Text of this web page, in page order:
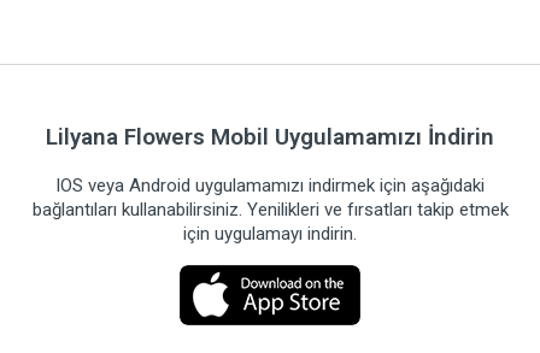
Lilyana Flowers Mobil Uygulamamızı İndirin
IOS veya Android uygulamamızı indirmek için aşağıdaki
bağlantıları kullanabilirsiniz. Yenilikleri ve fırsatları takip etmek
için uygulamayı indirin.